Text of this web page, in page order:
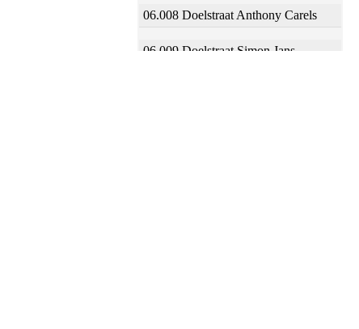
06.008 Doelstraat Anthony Carels
06.009 Doelstraat Simon Jans